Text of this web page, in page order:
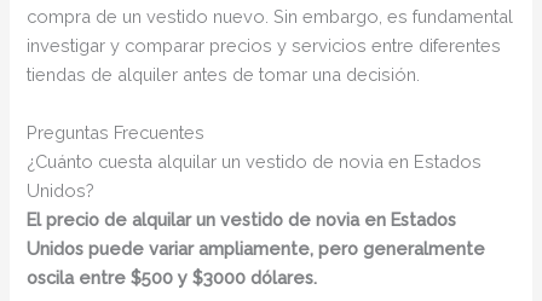
compra de un vestido nuevo. Sin embargo, es fundamental
investigar y comparar precios y servicios entre diferentes
tiendas de alquiler antes de tomar una decisión.
Preguntas Frecuentes
¿Cuánto cuesta alquilar un vestido de novia en Estados
Unidos?
El precio de alquilar un vestido de novia en Estados
Unidos puede variar ampliamente, pero generalmente
oscila entre $500 y $3000 dólares.